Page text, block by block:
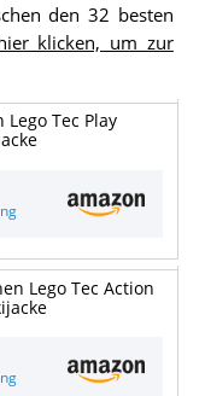
den 32 besten
klicken, um zur
Lego Tec Play
Lego Tec Action